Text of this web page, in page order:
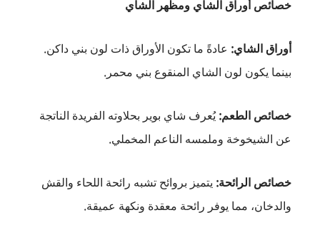
خصائص أوراق الشاي ومظهر الشاي
أوراق الشاي: عادةً ما تكون الأوراق ذات لون بني داكن.
بينما يكون لون الشاي المنقوع بني محمر.
خصائص الطعم: يُعرف شاي بوير بحلاوته الفريدة الناتجة
عن الشيخوخة وملمسه الناعم المخملي.
خصائص الرائحة: يتميز بروائح تشبه رائحة اللحاء والقش
والدخان، مما يوفر رائحة معقدة ونكهة عميقة.